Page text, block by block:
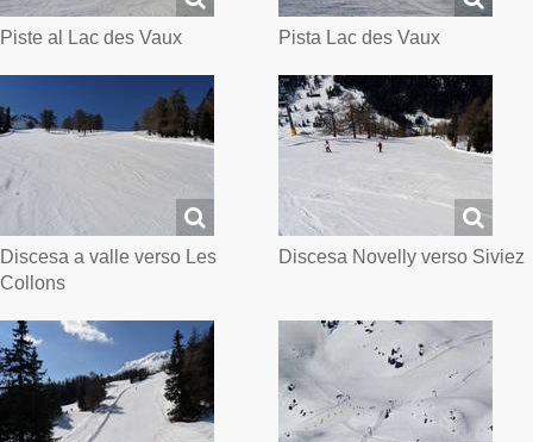
Piste al Lac des Vaux Pista Lac des Vaux
Discesa a valle verso Les
Collons
Discesa Novelly verso Siviez